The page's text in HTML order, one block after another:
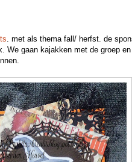
. met als thema fall/ herfst. de
We gaan kajakken met de groep